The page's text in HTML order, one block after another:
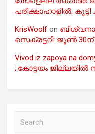
പരീക്ഷാഹാളിൽ;
KrisWoolf on
സെക്രട്ടറി: ജൂൺ
Vivod iz zapoya na
;.കോട്ടയം